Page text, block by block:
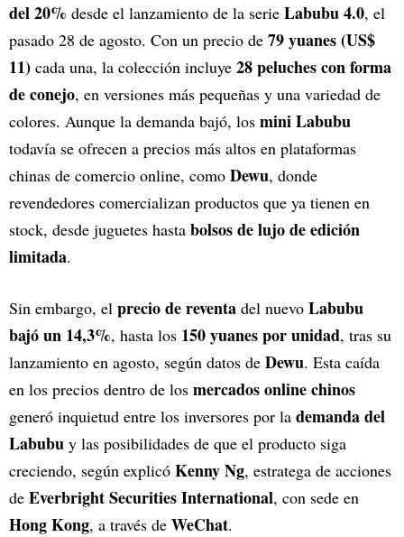
del 20% desde el lanzamiento de la serie Labubu 4.0, el
pasado 28 de agosto. Con un precio de 79 yuanes (US$
11) cada una, la colección incluye 28 peluches con forma
de conejo, en versiones más pequeñas y una variedad de
colores. Aunque la demanda bajó, los mini Labubu
todavía se ofrecen a precios más altos en plataformas
chinas de comercio online, como Dewu, donde
revendedores comercializan productos que ya tienen en
stock, desde juguetes hasta bolsos de lujo de edición
limitada.
Sin embargo, el precio de reventa del nuevo Labubu
bajó un 14,3%, hasta los 150 yuanes por unidad, tras su
lanzamiento en agosto, según datos de Dewu. Esta caída
en los precios dentro de los mercados online chinos
generó inquietud entre los inversores por la demanda del
Labubu y las posibilidades de que el producto siga
creciendo, según explicó Kenny Ng, estratega de acciones
de Everbright Securities International, con sede en
Hong Kong, a través de WeChat.